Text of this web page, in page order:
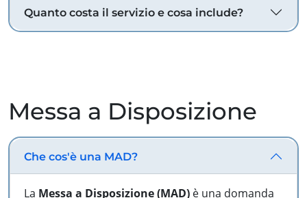
Quanto costa il servizio e cosa include?
Messa a Disposizione
Che cos'è una MAD?
La Messa a Disposizione (MAD) è una domanda